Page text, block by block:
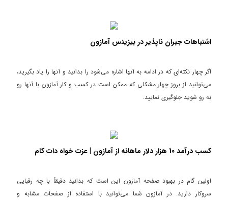
اشتباهات جبران ناپذیر در بیزینس آمازون
اگر چهار نکته‌ای که در ادامه به آنها اشاره می‌شود را بدانید و آنها را یاد بگیرید،
می‌توانید از بروز چهار مشکلی که ممکن است در کسب و کار آمازون با آنها رو
به رو شوید جلوگیری نمایید.
کسب درآمد 10 هزار دلار ماهانه از آمازون | عزت خواه دات کام
اولین گام در بهبود صفحه آمازون این است که بدانید دقیقاً با چه رقبایی
سروکار دارید. در آمازون شما می‌توانید با استفاده از صفحات مشابه و